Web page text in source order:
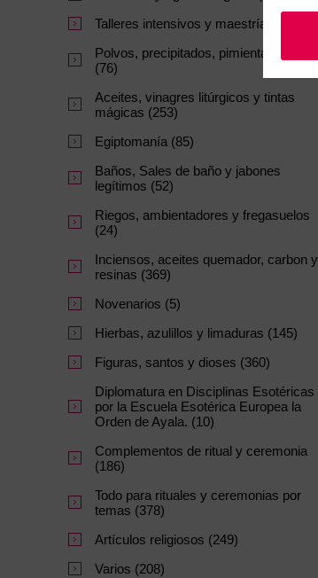
Talleres intensivos y maestrías. (64)
Polvos, precipitados, pimientas y sales
(76)
Aceites, vinagres litúrgicos y tintas
mágicas (253)
Egiptomanía (85)
Baños, Sales de baño y jabones
legítimos (52)
Riegos, ambientadores y fregasuelos
(24)
Inciensos, aceites quemador, carbon y
resinas (369)
Novenarios (5)
Hierbas, azulillos y limaduras (145)
Figuras, santos y dioses (360)
Diplomatura en Disciplinas Esotéricas
por la Escuela Esotérica Europea la
Orden de Ayala. (10)
Complementos de ritual y ceremonia
(186)
Todo para rituales y ceremonias por
temas (378)
Artículos religiosos (249)
Varios (208)